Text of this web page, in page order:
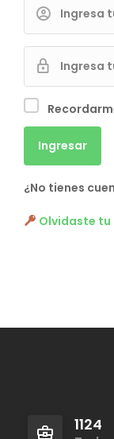
¿No tienes
Olvidaste
1124